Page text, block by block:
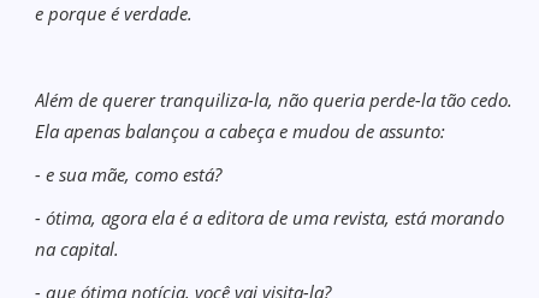
e porque é verdade.
Além de querer tranquiliza-la, não queria perde-la tão cedo.
Ela apenas balançou a cabeça e mudou de assunto:
- e sua mãe, como está?
- ótima, agora ela é a editora de uma revista, está morando
na capital.
- que ótima notícia, você vai visita-la?